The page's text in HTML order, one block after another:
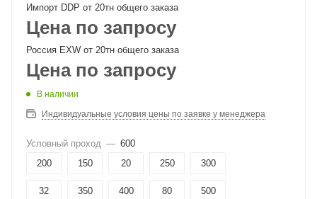
Импорт DDP от 20тн общего заказа
Цена по запросу
Россия EXW от 20тн общего заказа
Цена по запросу
В наличии
Индивидуальные условия цены по заявке у менеджера
Условный проход — 600
200
150 20 250 300
32 350 400 80 500